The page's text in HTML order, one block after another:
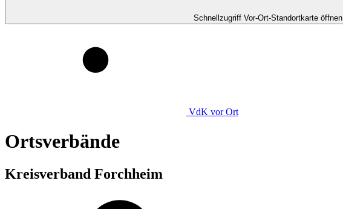
Schnellzugriff Vor-Ort-Standortkarte öffnen
VdK vor Ort
Ortsverbände
Kreisverband Forchheim